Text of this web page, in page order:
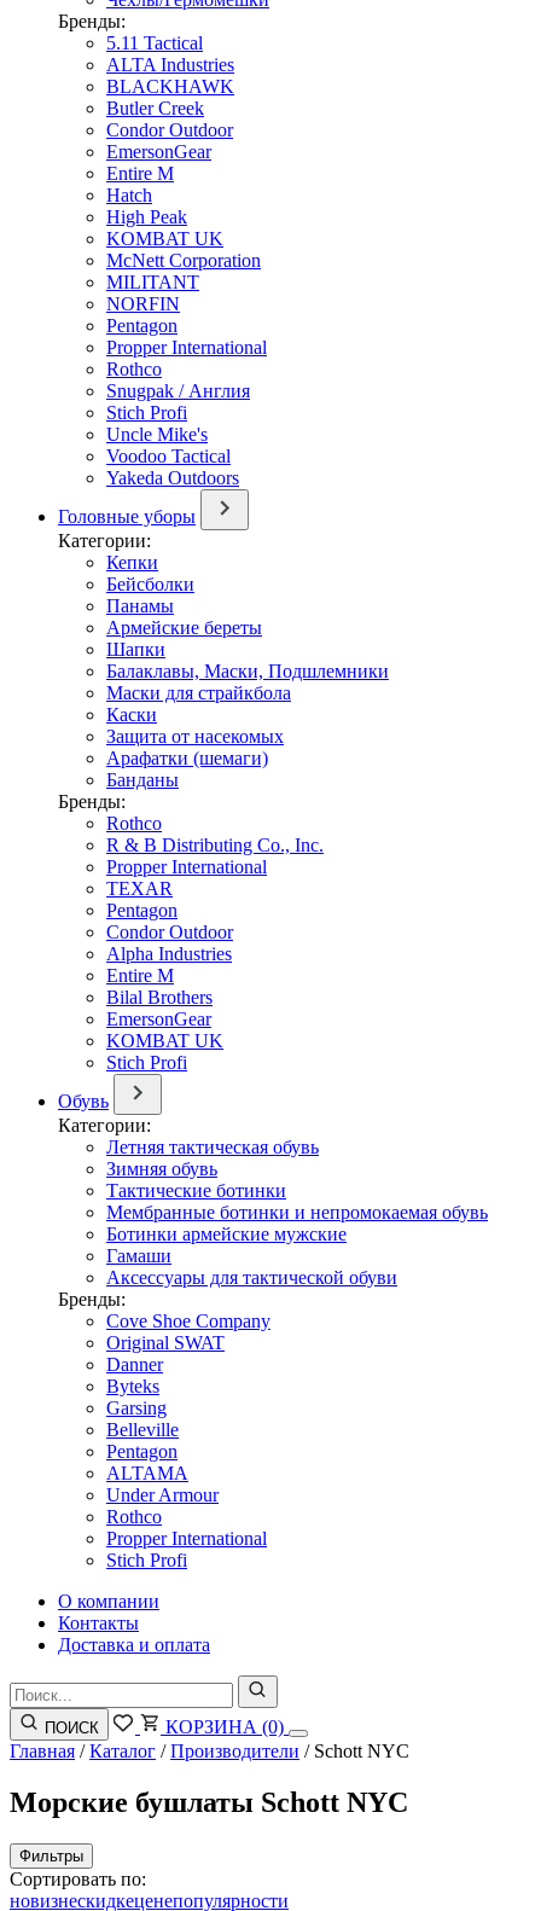
Бренды:
5.11 Tactical
ALTA Industries
BLACKHAWK
Butler Creek
Condor Outdoor
EmersonGear
Entire M
Hatch
High Peak
KOMBAT UK
McNett Corporation
MILITANT
NORFIN
Pentagon
Propper International
Rothco
Snugpak / Англия
Stich Profi
Uncle Mike's
Voodoo Tactical
Yakeda Outdoors
Головные уборы
Категории:
Кепки
Бейсболки
Панамы
Армейские береты
Шапки
Балаклавы, Маски, Подшлемники
Маски для страйкбола
Каски
Защита от насекомых
Арафатки (шемаги)
Банданы
Бренды:
Rothco
R & B Distributing Co., Inc.
Propper International
TEXAR
Pentagon
Condor Outdoor
Alpha Industries
Entire M
Bilal Brothers
EmersonGear
KOMBAT UK
Stich Profi
Обувь
Категории:
Летняя тактическая обувь
Зимняя обувь
Тактические ботинки
Мембранные ботинки и непромокаемая обувь
Ботинки армейские мужские
Гамаши
Аксессуары для тактической обуви
Бренды:
Cove Shoe Company
Original SWAT
Danner
Byteks
Garsing
Belleville
Pentagon
ALTAMA
Under Armour
Rothco
Propper International
Stich Profi
О компании
Контакты
Доставка и оплата
ПОИСК КОРЗИНА (0)
Главная /Каталог /Производители / Schott NYC
Морские бушлаты Schott NYC
Фильтры
Сортировать по:
новизнескидкеценепопулярности